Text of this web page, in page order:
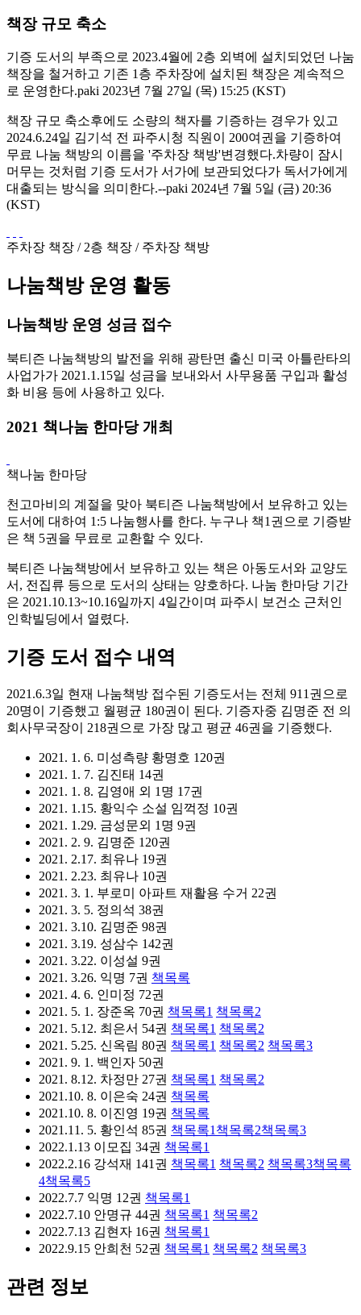
책장 규모 축소
기증 도서의 부족으로 2023.4월에 2층 외벽에 설치되었던 나눔
책장을 철거하고 기존 1층 주차장에 설치된 책장은 계속적으
로 운영한다.paki 2023년 7월 27일 (목) 15:25 (KST)
책장 규모 축소후에도 소량의 책자를 기증하는 경우가 있고
2024.6.24일 김기석 전 파주시청 직원이 200여권을 기증하여
무료 나눔 책방의 이름을 '주차장 책방'변경했다.차량이 잠시
머무는 것처럼 기증 도서가 서가에 보관되었다가 독서가에게
대출되는 방식을 의미한다.--paki 2024년 7월 5일 (금) 20:36
(KST)
주차장 책장 / 2층 책장 / 주차장 책방
나눔책방 운영 활동
나눔책방 운영 성금 접수
북티즌 나눔책방의 발전을 위해 광탄면 출신 미국 아틀란타의
사업가가 2021.1.15일 성금을 보내와서 사무용품 구입과 활성
화 비용 등에 사용하고 있다.
2021 책나눔 한마당 개최
책나눔 한마당
천고마비의 계절을 맞아 북티즌 나눔책방에서 보유하고 있는
도서에 대하여 1:5 나눔행사를 한다. 누구나 책1권으로 기증받
은 책 5권을 무료로 교환할 수 있다.
북티즌 나눔책방에서 보유하고 있는 책은 아동도서와 교양도
서, 전집류 등으로 도서의 상태는 양호하다. 나눔 한마당 기간
은 2021.10.13~10.16일까지 4일간이며 파주시 보건소 근처인
인학빌딩에서 열렸다.
기증 도서 접수 내역
2021.6.3일 현재 나눔책방 접수된 기증도서는 전체 911권으로
20명이 기증했고 월평균 180권이 된다. 기증자중 김명준 전 의
회사무국장이 218권으로 가장 많고 평균 46권을 기증했다.
2021. 1. 6. 미성측량 황명호 120권
2021. 1. 7. 김진태 14권
2021. 1. 8. 김영애 외 1명 17권
2021. 1.15. 황익수 소설 임꺽정 10권
2021. 1.29. 금성문외 1명 9권
2021. 2. 9. 김명준 120권
2021. 2.17. 최유나 19권
2021. 2.23. 최유나 10권
2021. 3. 1. 부로미 아파트 재활용 수거 22권
2021. 3. 5. 정의석 38권
2021. 3.10. 김명준 98권
2021. 3.19. 성삼수 142권
2021. 3.22. 이성설 9권
2021. 3.26. 익명 7권 책목록
2021. 4. 6. 인미정 72권
2021. 5. 1. 장준옥 70권 책목록1 책목록2
2021. 5.12. 최은서 54권 책목록1 책목록2
2021. 5.25. 신옥림 80권 책목록1 책목록2 책목록3
2021. 9. 1. 백인자 50권
2021. 8.12. 차정만 27권 책목록1 책목록2
2021.10. 8. 이은숙 24권 책목록
2021.10. 8. 이진영 19권 책목록
2021.11. 5. 황인석 85권 책목록1 책목록2책목록3
2022.1.13 이모집 34권 책목록1
2022.2.16 강석재 141권 책목록1 책목록2 책목록3책목록
4책목록5
2022.7.7 익명 12권 책목록1
2022.7.10 안명규 44권 책목록1 책목록2
2022.7.13 김현자 16권 책목록1
2022.9.15 안희천 52권 책목록1 책목록2 책목록3
관련 정보